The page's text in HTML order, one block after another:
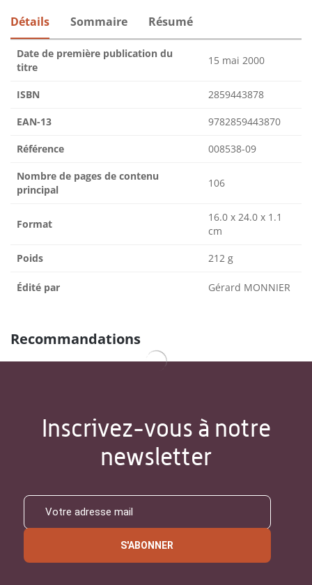
Détails Sommaire Résumé
Date de première publication du
titre
15 mai 2000
ISBN 2859443878
EAN-13 9782859443870
Référence 008538-09
Nombre de pages de contenu
principal
106
Format
16.0 x 24.0 x 1.1
cm
Poids 212 g
Édité par Gérard MONNIER
Recommandations
Inscrivez-vous à notre
newsletter
S'ABONNER